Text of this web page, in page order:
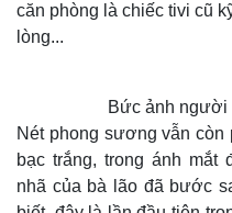
căn phòng là chiếc tivi cũ
lòng...
Bức ảnh người
Nét phong sương vẫn còn
bạc trắng, trong ánh mắt
nhã của bà lão đã bước